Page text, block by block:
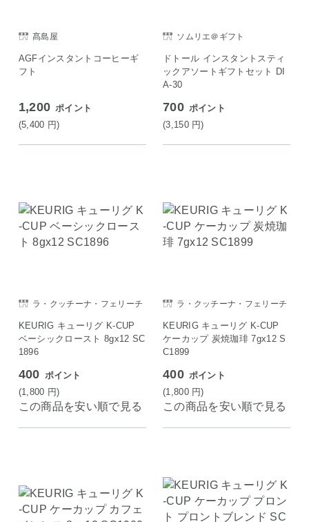
髙島屋
AGFインスタントコーヒーギ
フト
1,200 ポイント
(5,400 円)
ソムリエ＠ギフト
ドトール インスタントスティ
ックアソートギフトセット DI
A-30
700 ポイント
(3,150 円)
ラ・クッチーナ・フェリーチ
KEURIG キューリグ K-CUP
ベーシックロースト 8gx12 SC
1896
400 ポイント
(1,800 円)
この商品を安い順で見る
ラ・クッチーナ・フェリーチ
KEURIG キューリグ K-CUP
ケーカップ 炭焼珈琲 7gx12 S
C1899
400 ポイント
(1,800 円)
この商品を安い順で見る